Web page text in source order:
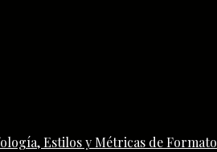
Estilos y Métricas de Formato